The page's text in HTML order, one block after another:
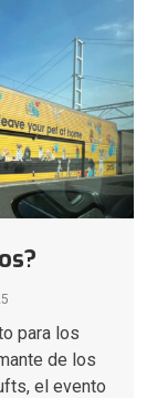
para los
de los
el evento